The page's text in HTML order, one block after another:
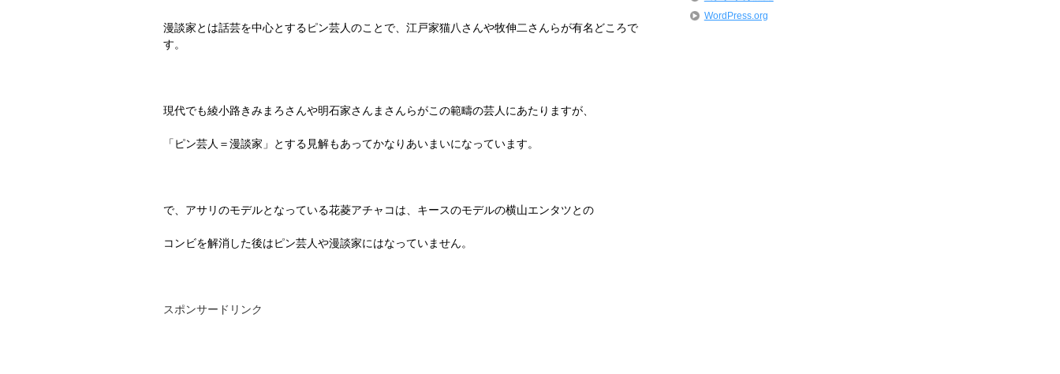
漫談家とは話芸を中心とするピン芸人のことで、江戸家猫八さんや牧伸二さんらが有名どころで
す。
現代でも綾小路きみまろさんや明石家さんまさんらがこの範疇の芸人にあたりますが、
「ピン芸人＝漫談家」とする見解もあってかなりあいまいになっています。
で、アサリのモデルとなっている花菱アチャコは、キースのモデルの横山エンタツとの
コンビを解消した後はピン芸人や漫談家にはなっていません。
スポンサードリンク
WordPress.org